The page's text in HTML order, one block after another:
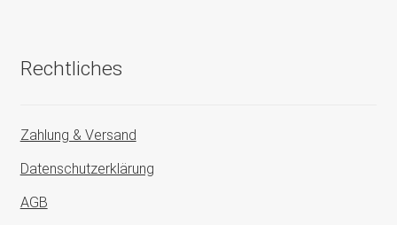
Rechtliches
Zahlung & Versand
Datenschutzerklärung
AGB